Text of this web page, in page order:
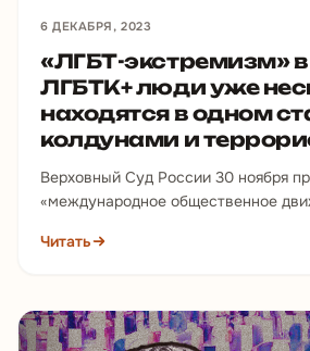
6 ДЕКАБРЯ, 2023
«ЛГБТ-экстремизм» в
ЛГБТК+ люди уже
находятся в одном
колдунами и
Верховный Суд России 30 ноября
«международное общественное
стране. Пока что нет точной
Читать